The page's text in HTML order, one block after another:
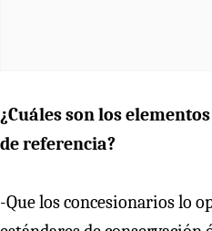
¿Cuáles son los
de referencia?
-Que los concesionarios lo